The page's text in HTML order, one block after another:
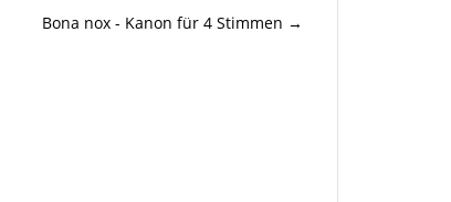
Bona nox - Kanon für 4 Stimmen →